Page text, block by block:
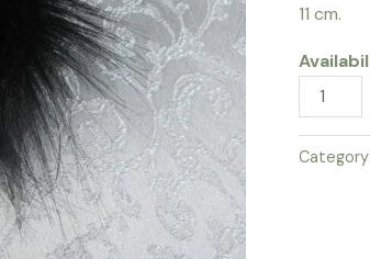
11 cm.
Mütsitutt
must
quantity
Category: